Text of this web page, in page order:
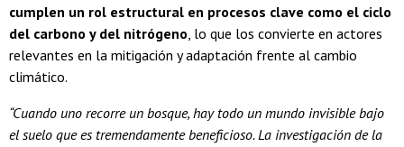
cumplen un rol estructural en procesos clave como el ciclo
del carbono y del nitrógeno , lo que los convierte en actores
relevantes en la mitigación y adaptación frente al cambio
climático.
“Cuando uno recorre un bosque, hay todo un mundo invisible bajo
el suelo que es tremendamente beneficioso. La investigación de la